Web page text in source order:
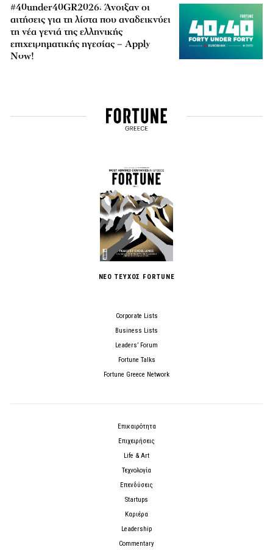
#40under40GR2026: Άνοιξαν οι
αιτήσεις για τη λίστα που αναδεικνύει
τη νέα γενιά της ελληνικής
επιχειρηματικής ηγεσίας – Apply
Now!
ΝΕΟ ΤΕΥΧΟΣ FORTUNE
Corporate Lists
Business Lists
Leaders’ Forum
Fortune Talks
Fortune Greece Network
Επικαιρότητα
Επιχειρήσεις
Life & Art
Τεχνολογία
Επενδύσεις
Startups
Καριέρα
Leadership
Commentary